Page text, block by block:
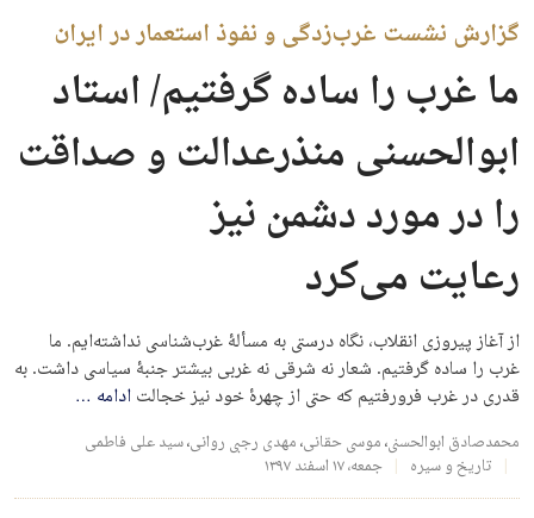
گزارش نشست غرب‌زدگی و نفوذ استعمار در ایران
ما غرب را ساده گرفتیم/ استاد
ابوالحسنی منذرعدالت و صداقت
را در مورد دشمن نیز
رعایت می‌کرد
از آغاز پیروزی انقلاب، نگاه درستی به مسألۀ غرب‌شناسی نداشته‌ایم. ما
غرب را ساده گرفتیم. شعار نه شرقی نه غربی بیشتر جنبۀ سیاسی داشت. به
قدری در غرب فرورفتیم که حتی از چهرۀ خود نیز خجالتادامه …
محمدصادق ابوالحسنی،موسی حقانی،مهدی رجبی روانی،سید علی فاطمی
تاریخ و سیره
جمعه، ۱۷ اسفند ۱۳۹۷